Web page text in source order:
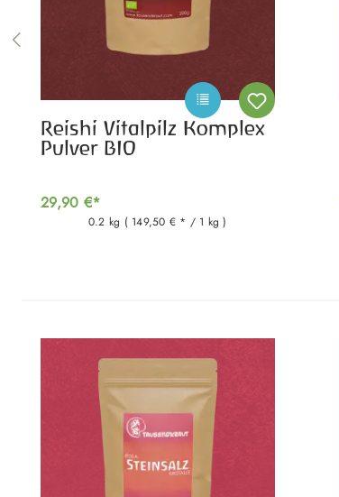
Reishi Vitalpilz Komplex
Pulver BIO
29,90 €*
0.2 kg ( 149,50 € * / 1 kg )